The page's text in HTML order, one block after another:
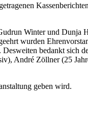
Winter und Dunja
wurden
bedankt sich
André Zöllner (25
geben wird.